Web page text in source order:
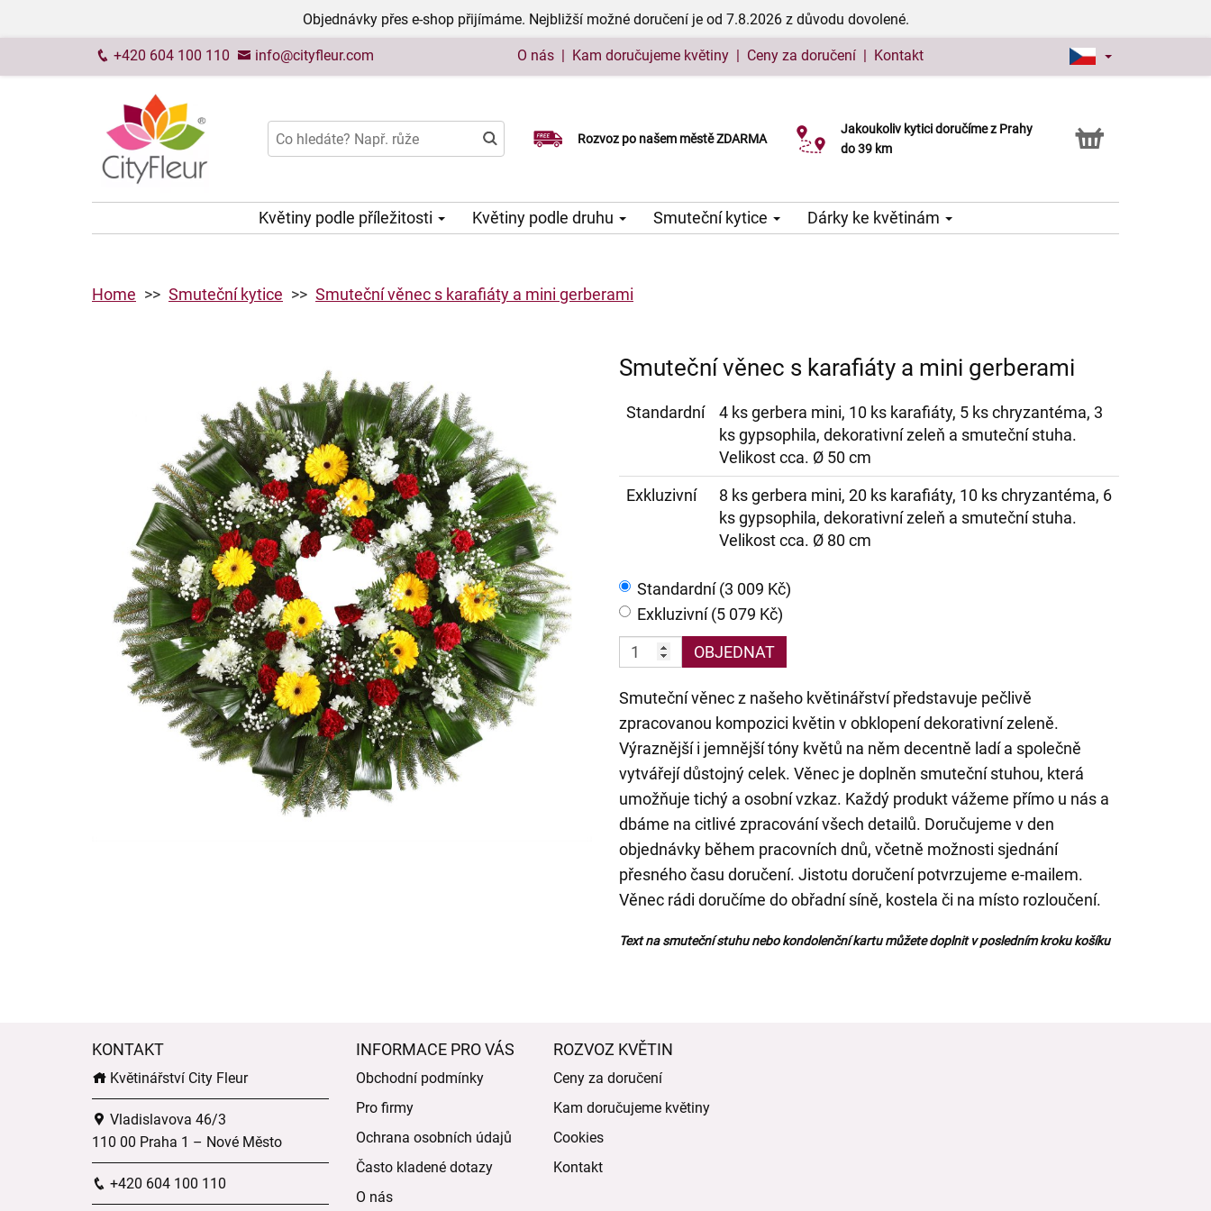
Objednávky přes e-shop přijímáme. Nejbližší možné doručení je od 7.8.2026 z důvodu dovolené.
+420 604 100 110 info@cityfleur.com O nás | Kam doručujeme květiny | Ceny za doručení | Kontakt
Rozvoz po našem městě ZDARMA
Možný výběr času a dne doručení
Jakoukoliv kytici doručíme z Prahy
do 39 km
Možnost vyzvednout v naší květince
Květiny podle příležitosti Květiny podle druhu Smuteční kytice Dárky ke květinám
Home Smuteční kytice Smuteční věnec s karafiáty a mini gerberami
Smuteční věnec s karafiáty a mini gerberami
Standardní
4 ks gerbera mini, 10 ks karafiáty, 5 ks chryzantéma, 3
ks gypsophila, dekorativní zeleň a smuteční stuha.
Velikost cca. Ø 50 cm
Exkluzivní
8 ks gerbera mini, 20 ks karafiáty, 10 ks chryzantéma, 6
ks gypsophila, dekorativní zeleň a smuteční stuha.
Velikost cca. Ø 80 cm
Standardní (3 009 Kč)
Exkluzivní (5 079 Kč)
OBJEDNAT
Smuteční věnec z našeho květinářství představuje pečlivě
zpracovanou kompozici květin v obklopení dekorativní zeleně.
Výraznější i jemnější tóny květů na něm decentně ladí a společně
vytvářejí důstojný celek. Věnec je doplněn smuteční stuhou, která
umožňuje tichý a osobní vzkaz. Každý produkt vážeme přímo u nás a
dbáme na citlivé zpracování všech detailů. Doručujeme v den
objednávky během pracovních dnů, včetně možnosti sjednání
přesného času doručení. Jistotu doručení potvrzujeme e-mailem.
Věnec rádi doručíme do obřadní síně, kostela či na místo rozloučení.
Text na smuteční stuhu nebo kondolenční kartu můžete doplnit v posledním kroku košíku
KONTAKT
Květinářství City Fleur
Vladislavova 46/3
110 00 Praha 1 – Nové Město
+420 604 100 110
INFORMACE PRO VÁS
Obchodní podmínky
Pro firmy
Ochrana osobních údajů
Často kladené dotazy
O nás
ROZVOZ KVĚTIN
Ceny za doručení
Kam doručujeme květiny
Cookies
Kontakt